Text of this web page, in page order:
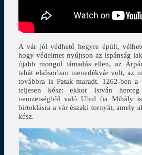
A vár jól védhető hegyre épült,
hogy védelmet nyújtson az ispánság
újabb mongol támadás ellen, az
tehát elsősorban menedékvár volt, az
továbbra is Patak maradt. 1262-ben
teljesen kész: ekkor István herceg
nemzetségből való Ubul fia Mihály
birtoklásra a vár északi tornyát, amely
kész.